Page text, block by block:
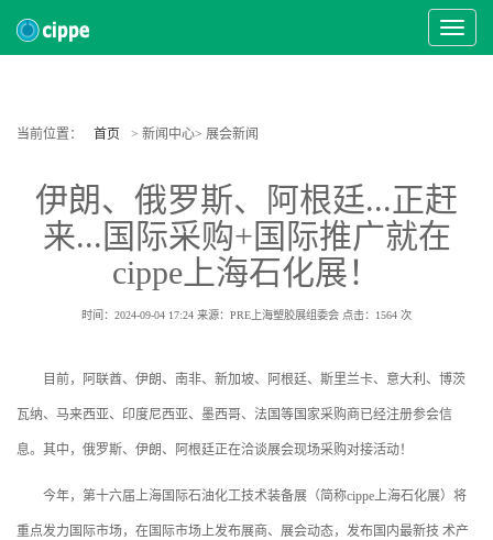
Toggle
当前位置： 首页 > 新闻中心> 展会新闻
伊朗、俄罗斯、阿根廷...正赶
来...国际采购+国际推广就在
cippe上海石化展！
时间：2024-09-04 17:24 来源：PRE上海塑胶展组委会 点击： 1564 次
目前，阿联酋、伊朗、南非、新加坡、阿根廷、斯里兰卡、意大利、博茨
瓦纳、马来西亚、印度尼西亚、墨西哥、法国等国家采购商已经注册参会信
息。其中，俄罗斯、伊朗、阿根廷正在洽谈展会现场采购对接活动！
今年，第十六届上海国际石油化工技术装备展（简称cippe上海石化展）将
重点发力国际市场，在国际市场上发布展商、展会动态，发布国内最新技 术产